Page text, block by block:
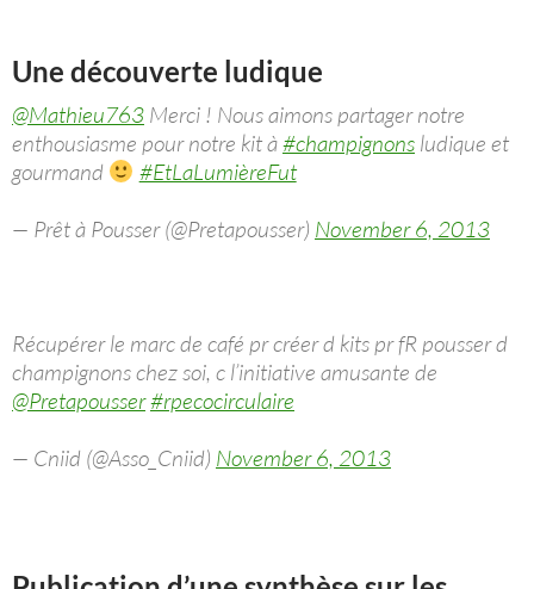
Une découverte ludique
@Mathieu763 Merci ! Nous aimons partager notre
enthousiasme pour notre kit à#champignons ludique et
gourmand
#EtLaLumièreFut
— Prêt à Pousser (@Pretapousser) November 6, 2013
Récupérer le marc de café pr créer d kits pr fR pousser d
champignons chez soi, c l’initiative amusante de
@Pretapousser#rpecocirculaire
— Cniid (@Asso_Cniid) November 6, 2013